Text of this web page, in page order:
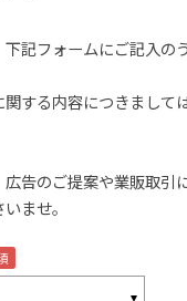
記フォームにご記入の
する内容につきましては
告のご提案や業販取引
ませ。